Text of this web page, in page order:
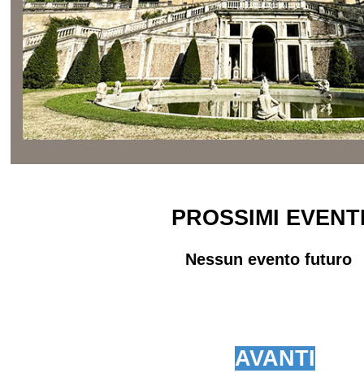
PROSSIMI
Nessun evento futuro
AVANTI